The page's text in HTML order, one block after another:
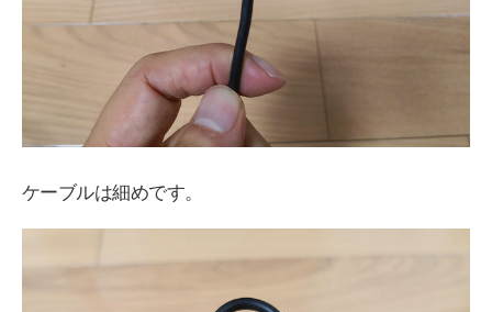
ケーブルは細めです。